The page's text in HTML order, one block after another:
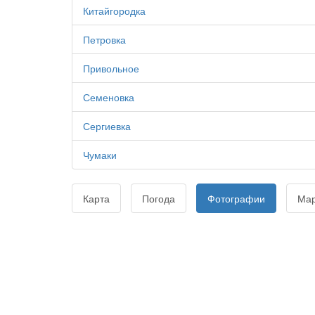
Китайгородка
Петровка
Привольное
Семеновка
Сергиевка
Чумаки
Карта Погода Фотографии